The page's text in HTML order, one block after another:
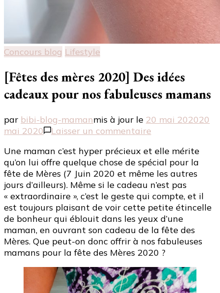
Concours blog Lifestyle
[Fêtes des mères 2020] Des idées
cadeaux pour nos fabuleuses mamans
par bibi-blog-mamanmis à jour le 20 mai 202020
mai 2020
Laisser un commentaire
des
mères
2020]
Des
idées
cadeaux
pour
nos
fabuleuses
mamans
Une maman c’est hyper précieux et elle mérite
qu’on lui offre quelque chose de spécial pour la
fête de Mères (7 Juin 2020 et même les autres
jours d’ailleurs). Même si le cadeau n’est pas
« extraordinaire », c’est le geste qui compte, et il
est toujours plaisant de voir cette petite étincelle
de bonheur qui éblouit dans les yeux d’une
maman, en ouvrant son cadeau de la fête des
Mères. Que peut-on donc offrir à nos fabuleuses
mamans pour la fête des Mères 2020 ?